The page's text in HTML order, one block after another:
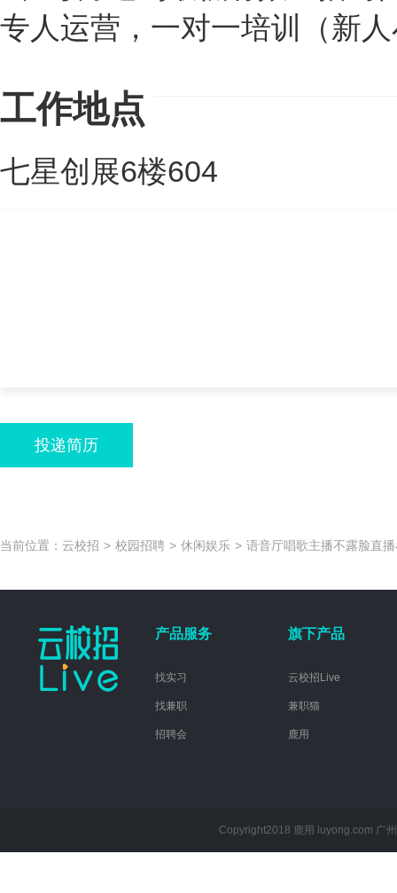
专人运营，一对一培训（新
工作地点
七星创展6楼604
投递简历
当前位置： 云校招 > 校园招聘 > 休闲娱乐 > 语音厅唱歌主播不露脸直
产品服务
找实习
找兼职
招聘会
旗下产品
云校招Live
兼职猫
鹿用
Copyright2018 鹿用 luyong.com 广